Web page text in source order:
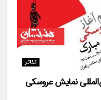
تئاتر
نمایش عروسکی